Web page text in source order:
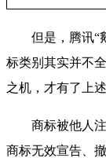
但是，腾讯“鹅
标类别其实并不
之机，才有了上
商标被他人注
商标无效宣告、